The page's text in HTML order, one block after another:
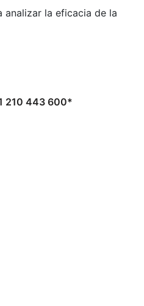
analizar la eficacia de la
210 443 600*